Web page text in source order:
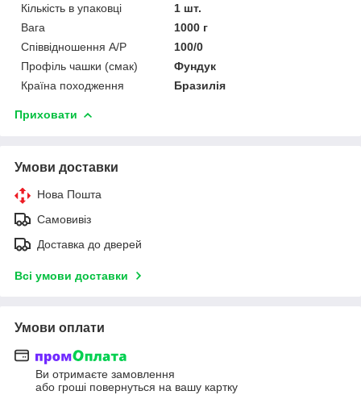
Кількість в упаковці
1 шт.
Вага
1000 г
Співвідношення А/Р
100/0
Профіль чашки (смак)
Фундук
Країна походження
Бразилія
Приховати
Умови доставки
Нова Пошта
Самовивіз
Доставка до дверей
Всі умови доставки
Умови оплати
Ви отримаєте замовлення
або гроші повернуться на вашу картку